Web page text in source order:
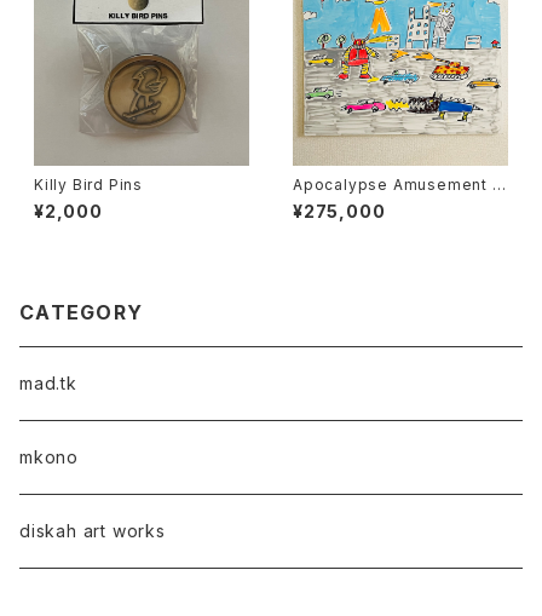
Killy Bird Pins
¥2,000
Apocalypse Amusement P
ark 弍
¥275,000
CATEGORY
mad.tk
mkono
diskah art works